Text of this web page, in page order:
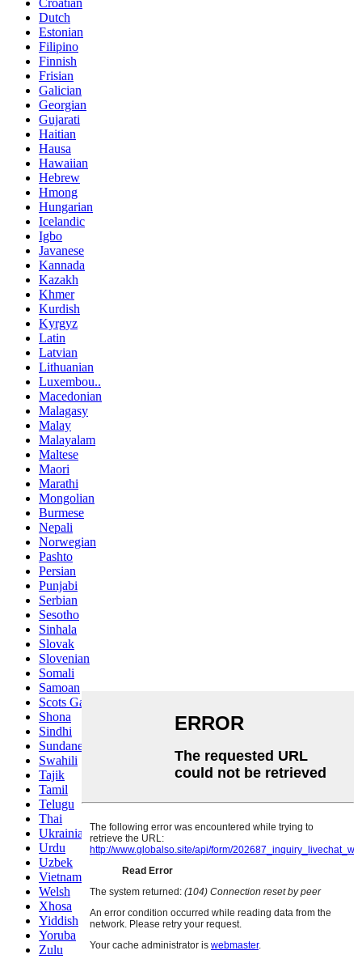
Dutch
Estonian
Filipino
Finnish
Frisian
Galician
Georgian
Gujarati
Haitian
Hausa
Hawaiian
Hebrew
Hmong
Hungarian
Icelandic
Igbo
Javanese
Kannada
Kazakh
Khmer
Kurdish
Kyrgyz
Latin
Latvian
Lithuanian
Luxembou..
Macedonian
Malagasy
Malay
Malayalam
Maltese
Maori
Marathi
Mongolian
Burmese
Nepali
Norwegian
Pashto
Persian
Punjabi
Serbian
Sesotho
Sinhala
Slovak
Slovenian
Somali
Samoan
Scots Gaelic
Shona
Sindhi
Sundanese
Swahili
Tajik
Tamil
Telugu
Thai
Ukrainian
Urdu
Uzbek
Vietnamese
Welsh
Xhosa
Yiddish
Yoruba
Zulu